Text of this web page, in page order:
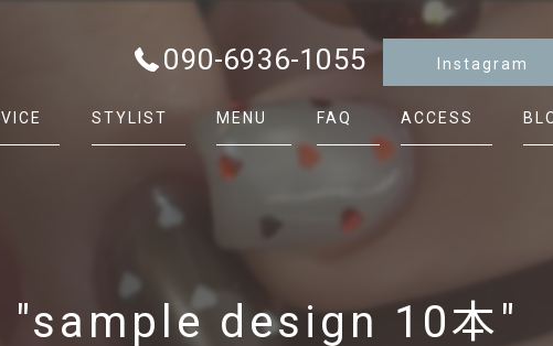
090-6936-1055 Instagram
STYLIST MENU FAQ ACCESS
"sample design 10本"